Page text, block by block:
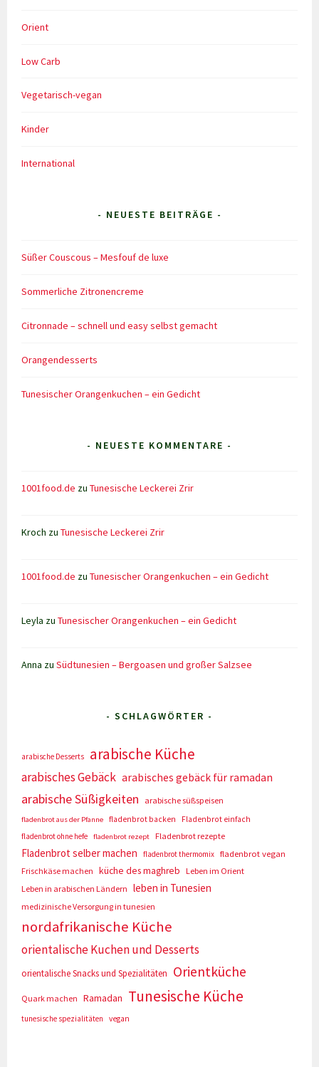
Orient
Low Carb
Vegetarisch-vegan
Kinder
International
- NEUESTE BEITRÄGE -
Süßer Couscous – Mesfouf de luxe
Sommerliche Zitronencreme
Citronnade – schnell und easy selbst gemacht
Orangendesserts
Tunesischer Orangenkuchen – ein Gedicht
- NEUESTE KOMMENTARE -
1001food.de zuTunesische Leckerei Zrir
Kroch zuTunesische Leckerei Zrir
1001food.de zuTunesischer Orangenkuchen – ein Gedicht
Leyla zuTunesischer Orangenkuchen – ein Gedicht
Anna zuSüdtunesien – Bergoasen und großer Salzsee
- SCHLAGWÖRTER -
arabische Desserts arabische Küche
arabisches Gebäck arabisches gebäck für ramadan
arabische Süßigkeiten arabische süßspeisen
fladenbrot aus der Pfanne fladenbrot backen
Fladenbrot einfach
fladenbrot ohne hefe
fladenbrot rezept Fladenbrot rezepte
Fladenbrot selber machen fladenbrot thermomix fladenbrot vegan
Frischkäse machen
küche des maghreb
Leben im Orient
Leben in arabischen Ländern
leben in Tunesien
medizinische Versorgung in tunesien
nordafrikanische Küche
orientalische Kuchen und Desserts
orientalische Snacks und Spezialitäten Orientküche
Quark machen Ramadan Tunesische Küche
tunesische spezialitäten vegan